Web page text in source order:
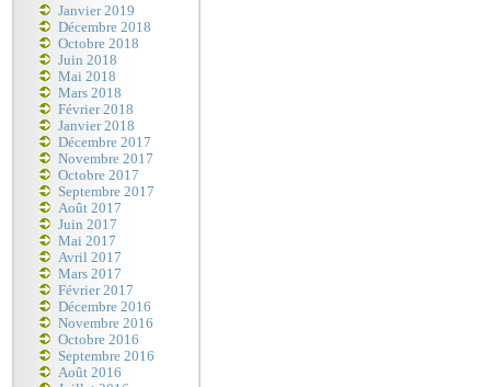
Janvier 2019
Décembre 2018
Octobre 2018
Juin 2018
Mai 2018
Mars 2018
Février 2018
Janvier 2018
Décembre 2017
Novembre 2017
Octobre 2017
Septembre 2017
Août 2017
Juin 2017
Mai 2017
Avril 2017
Mars 2017
Février 2017
Décembre 2016
Novembre 2016
Octobre 2016
Septembre 2016
Août 2016